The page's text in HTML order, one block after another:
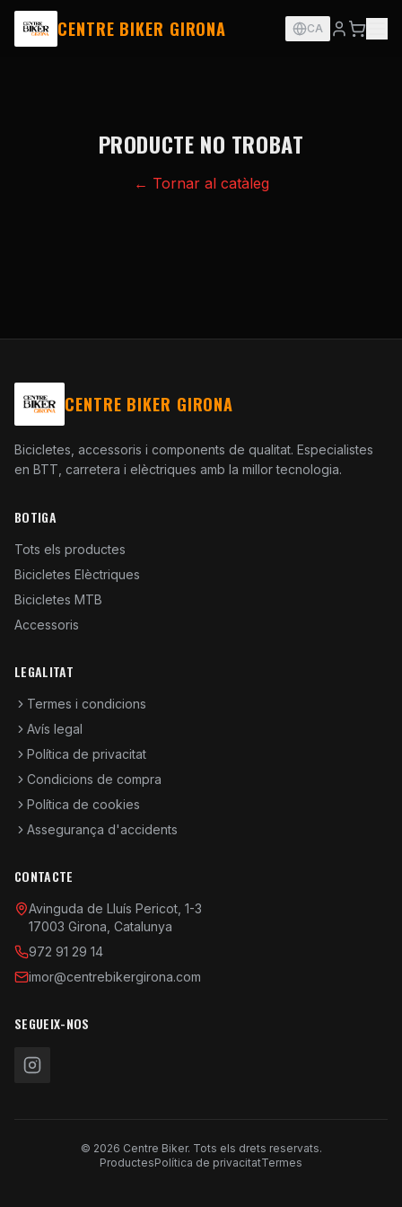
CENTRE BIKER GIRONA CA
PRODUCTE NO TROBAT
← Tornar al catàleg
CENTRE BIKER GIRONA
Bicicletes, accessoris i components de qualitat. Especialistes
en BTT, carretera i elèctriques amb la millor tecnologia.
BOTIGA
Tots els productes
Bicicletes Elèctriques
Bicicletes MTB
Accessoris
LEGALITAT
Termes i condicions
Avís legal
Política de privacitat
Condicions de compra
Política de cookies
Assegurança d'accidents
CONTACTE
Avinguda de Lluís Pericot, 1-3
17003 Girona, Catalunya
972 91 29 14
imor@centrebikergirona.com
SEGUEIX-NOS
© 2026 Centre Biker. Tots els drets reservats.
ProductesPolítica de privacitatTermes